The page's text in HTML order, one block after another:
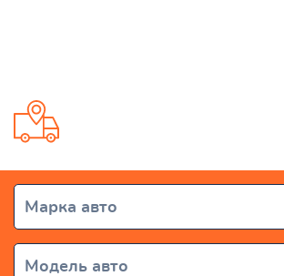
Марка авто
Модель авто